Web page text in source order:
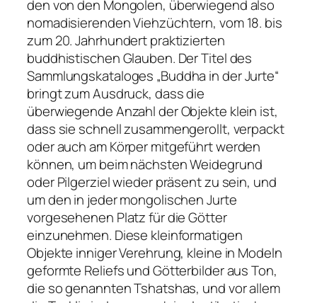
den von den Mongolen, überwiegend also
nomadisierenden Viehzüchtern, vom 18. bis
zum 20. Jahrhundert praktizierten
buddhistischen Glauben. Der Titel des
Sammlungskataloges „Buddha in der Jurte“
bringt zum Ausdruck, dass die
überwiegende Anzahl der Objekte klein ist,
dass sie schnell zusammengerollt, verpackt
oder auch am Körper mitgeführt werden
können, um beim nächsten Weidegrund
oder Pilgerziel wieder präsent zu sein, und
um den in jeder mongolischen Jurte
vorgesehenen Platz für die Götter
einzunehmen. Diese kleinformatigen
Objekte inniger Verehrung, kleine in Modeln
geformte Reliefs und Götterbilder aus Ton,
die so genannten Tshatshas, und vor allem